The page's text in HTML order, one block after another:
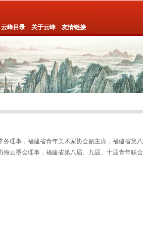
云峰目录 关于云峰 友情链接
理事，福建省青年美术家协会副主席，福建省第八
云墨会理事，福建省第八届、九届、十届青年联